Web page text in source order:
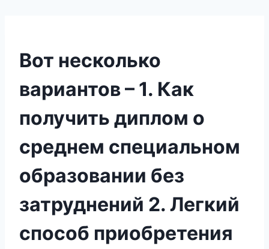
Вот несколько
вариантов – 1. Как
получить диплом о
среднем специальном
образовании без
затруднений 2. Легкий
способ приобретения